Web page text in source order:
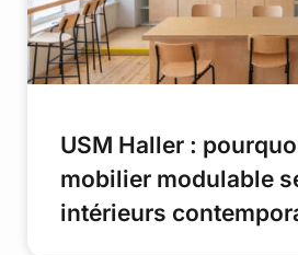
USM Haller :
mobilier modulable
intérieurs